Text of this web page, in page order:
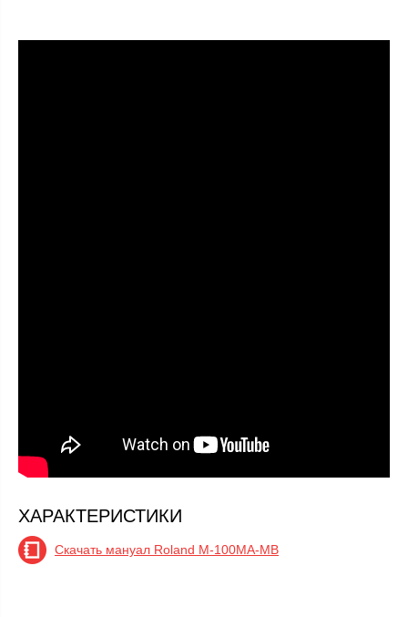
ХАРАКТЕРИСТИКИ
Скачать мануал Roland M-100MA-MB